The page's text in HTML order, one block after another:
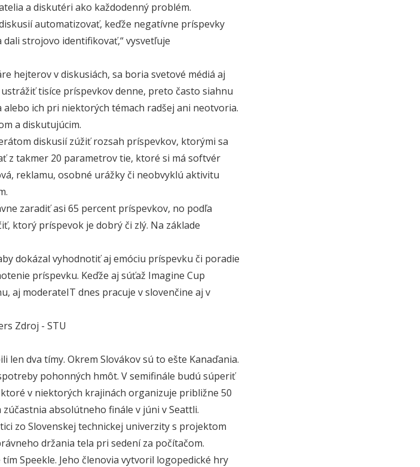
a diskutéri ako každodenný problém.
automatizovať, keďže negatívne príspevky
strojovo identifikovať,“ vysvetľuje
hejterov v diskusiách, sa boria svetové médiá aj
tisíce príspevkov denne, preto často siahnu
ich pri niektorých témach radšej ani neotvoria.
a diskutujúcim.
diskusií zúžiť rozsah príspevkov, ktorými sa
z takmer 20 parametrov tie, ktoré si má softvér
reklamu, osobné urážky či neobvyklú aktivitu
zaradiť asi 65 percent príspevkov, no podľa
ktorý príspevok je dobrý či zlý. Na základe
dokázal vyhodnotiť aj emóciu príspevku či poradie
príspevku. Keďže aj súťaž Imagine Cup
aj moderateIT dnes pracuje v slovenčine aj v
Zdroj - STU
dva tímy. Okrem Slovákov sú to ešte Kanaďania.
pohonných hmôt. V semifinále budú súperiť
v niektorých krajinách organizuje približne 50
absolútneho finále v júni v Seattli.
zo Slovenskej technickej univerzity s projektom
držania tela pri sedení za počítačom.
Speekle. Jeho členovia vytvoril logopedické hry